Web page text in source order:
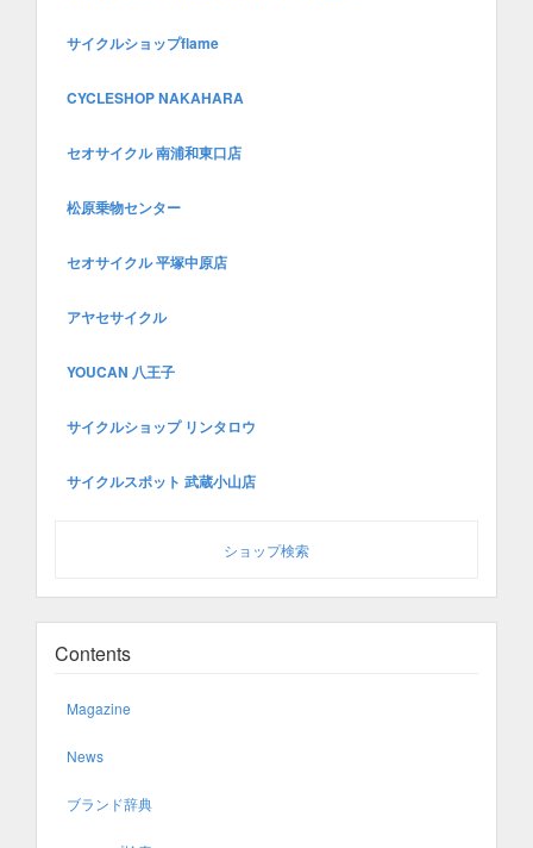
サイクルショップflame
CYCLESHOP NAKAHARA
セオサイクル 南浦和東口店
松原乗物センター
セオサイクル 平塚中原店
アヤセサイクル
YOUCAN 八王子
サイクルショップ リンタロウ
サイクルスポット 武蔵小山店
ショップ検索
Contents
Magazine
News
ブランド辞典